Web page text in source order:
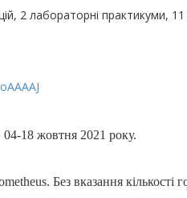
2 лабораторні практикуми,
04-18 жовтня 2021 року.
Без вказання кількості